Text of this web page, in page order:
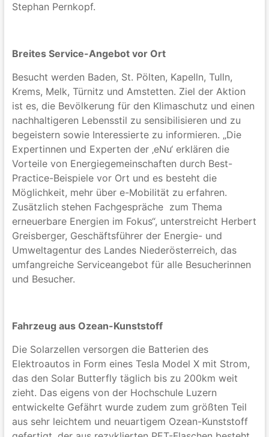
Stephan Pernkopf.
Breites Service-Angebot vor Ort
Besucht werden Baden, St. Pölten, Kapelln, Tulln,
Krems, Melk, Türnitz und Amstetten. Ziel der Aktion
ist es, die Bevölkerung für den Klimaschutz und einen
nachhaltigeren Lebensstil zu sensibilisieren und zu
begeistern sowie Interessierte zu informieren. „Die
Expertinnen und Experten der ‚eNu‘ erklären die
Vorteile von Energiegemeinschaften durch Best-
Practice-Beispiele vor Ort und es besteht die
Möglichkeit, mehr über e-Mobilität zu erfahren.
Zusätzlich stehen Fachgespräche zum Thema
erneuerbare Energien im Fokus“, unterstreicht Herbert
Greisberger, Geschäftsführer der Energie- und
Umweltagentur des Landes Niederösterreich, das
umfangreiche Serviceangebot für alle Besucherinnen
und Besucher.
Fahrzeug aus Ozean-Kunststoff
Die Solarzellen versorgen die Batterien des
Elektroautos in Form eines Tesla Model X mit Strom,
das den Solar Butterfly täglich bis zu 200km weit
zieht. Das eigens von der Hochschule Luzern
entwickelte Gefährt wurde zudem zum größten Teil
aus sehr leichtem und neuartigem Ozean-Kunststoff